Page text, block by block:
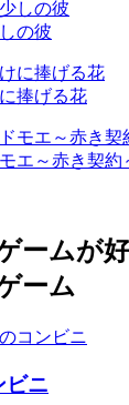
の彼
捧げる花
エ～赤き契約
ームが
ーム
ビニ